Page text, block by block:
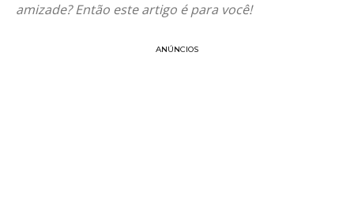
amizade? Então este artigo é para você!
ANÚNCIOS